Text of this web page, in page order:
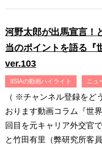
河野太郎が出馬宣言！
当のポイントを語る『
ver.103
IISIAの動画ハイライト ニュ
（ ※チャンネル登録をど
おります動画コラム『世
回目を元キャリア外交官
と竹田有里（弊研究所客